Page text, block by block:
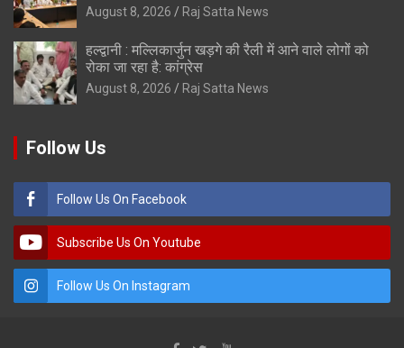
August 8, 2026 Raj Satta News
हल्द्वानी : मल्लिकार्जुन खड़गे की रैली में आने वाले लोगों को
रोका जा रहा है: कांग्रेस
August 8, 2026 Raj Satta News
Follow Us
Follow Us On Facebook
Subscribe Us On Youtube
Follow Us On Instagram